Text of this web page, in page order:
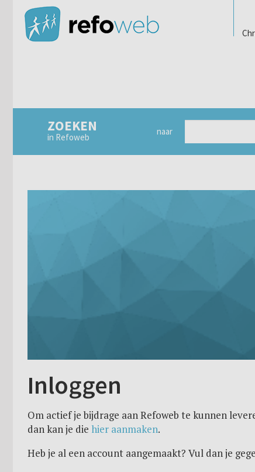
ZOEKEN
in Refoweb
naar
Inloggen
Om actief je bijdrage aan Refoweb te kunnen
dan kan je die hier aanmaken.
Heb je al een account aangemaakt? Vul dan je